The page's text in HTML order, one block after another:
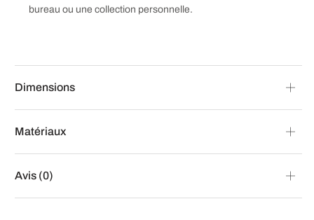
bureau ou une collection personnelle.
Dimensions
Matériaux
Avis (0)